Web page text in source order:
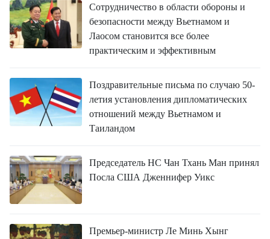
Сотрудничество в области обороны и
безопасности между Вьетнамом и
Лаосом становится все более
практическим и эффективным
Поздравительные письма по случаю 50-
летия установления дипломатических
отношений между Вьетнамом и
Таиландом
Председатель НС Чан Тхань Ман принял
Посла США Дженнифер Уикс
Премьер-министр Ле Минь Хынг